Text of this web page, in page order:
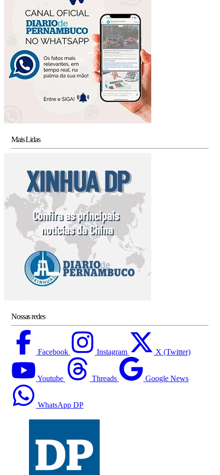
Mais Lidas
Nossas redes
Facebook Instagram X (Twitter)
Youtube Threads Google News
WhatsApp DP